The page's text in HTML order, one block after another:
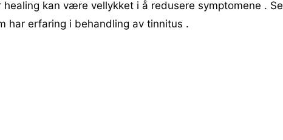
kan være vellykket i å redusere symptomene . Se
har erfaring i behandling av tinnitus .